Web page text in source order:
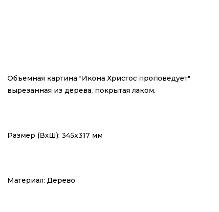
Объемная картина "Икона Христос проповедует"
вырезанная из дерева, покрытая лаком.
Размер (ВxШ): 345x317 мм
Материал: Дерево